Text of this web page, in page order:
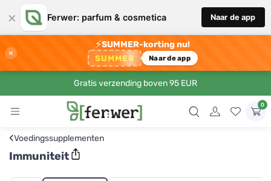
× Ferwer: parfum & cosmetica Naar de app
×
⚡SUMMER-korting nu!
SUMMER Naar de app
Gratis verzending boven 95 EUR
0
‹Voedingssupplementen
Immuniteit